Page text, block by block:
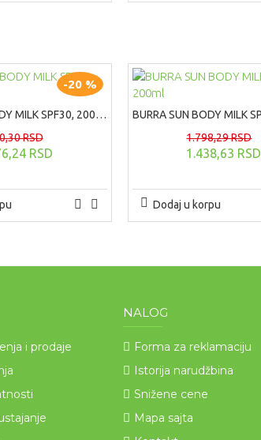
-20 %
BURRA SUN BODY MILK SPF30, 200ml
RSD
RSD
1.438,63 RSD
1.798,29 RSD
Dodaj u korpu
i prodaje
NALOG
Forma za reklamaciju
Istorija narudžbina
Snižene cene
Mapa sajta